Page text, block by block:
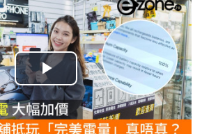
播
放